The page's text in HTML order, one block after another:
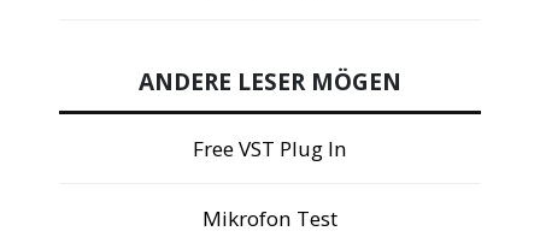
ANDERE LESER MÖGEN
Free VST Plug In
Mikrofon Test